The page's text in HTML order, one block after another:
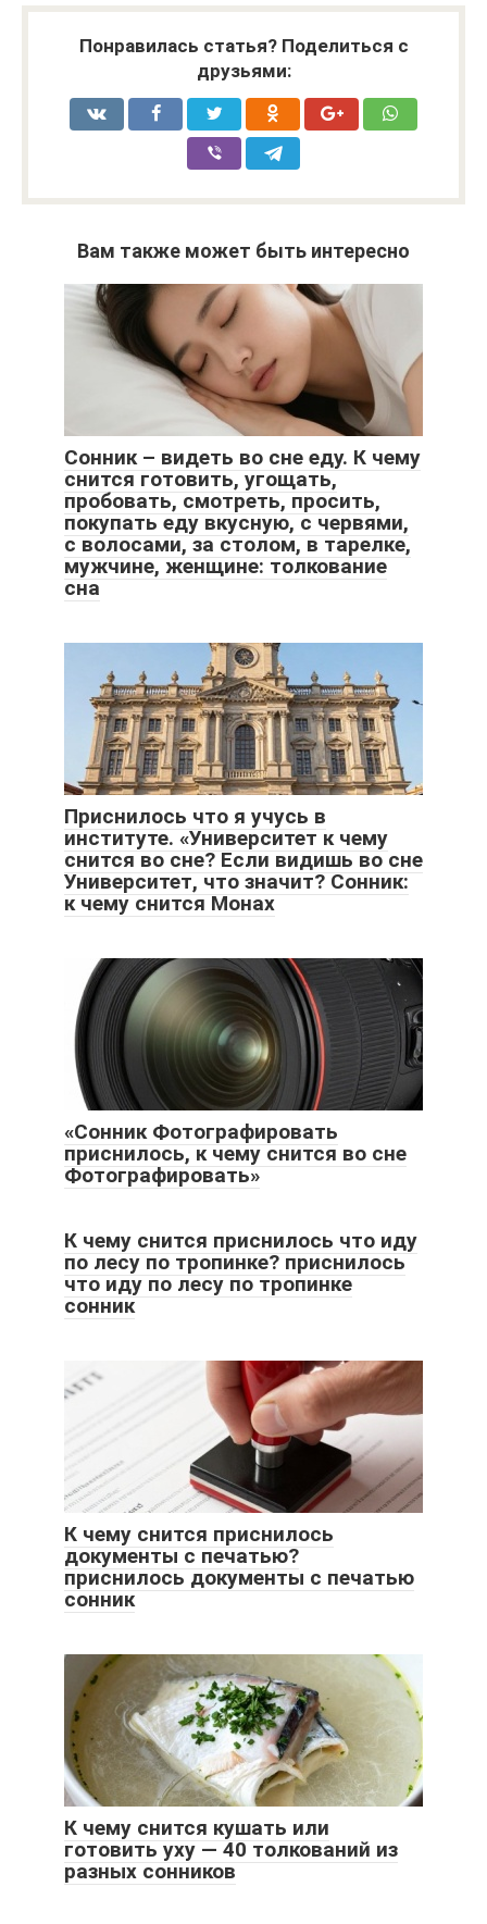
Понравилась статья? Поделиться с
друзьями:
Вам также может быть интересно
Сонник – видеть во сне еду. К чему
снится готовить, угощать,
пробовать, смотреть, просить,
покупать еду вкусную, с червями,
с волосами, за столом, в тарелке,
мужчине, женщине: толкование
сна
Приснилось что я учусь в
институте. «Университет к чему
снится во сне? Если видишь во сне
Университет, что значит? Сонник:
к чему снится Монах
«Сонник Фотографировать
приснилось, к чему снится во сне
Фотографировать»
К чему снится приснилось что иду
по лесу по тропинке? приснилось
что иду по лесу по тропинке
сонник
К чему снится приснилось
документы с печатью?
приснилось документы с печатью
сонник
К чему снится кушать или
готовить уху — 40 толкований из
разных сонников